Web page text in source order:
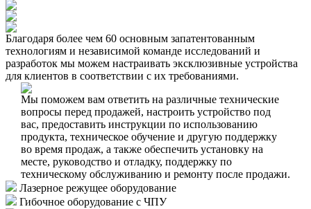
Благодаря более чем 60 основным запатентованным
технологиям и независимой команде исследований и
разработок мы можем настраивать эксклюзивные устройства
для клиентов в соответствии с их требованиями.
Мы поможем вам ответить на различные технические
вопросы перед продажей, настроить устройство под
вас, предоставить инструкции по использованию
продукта, техническое обучение и другую поддержку
во время продаж, а также обеспечить установку на
месте, руководство и отладку, поддержку по
техническому обслуживанию и ремонту после продажи.
Лазерное режущее оборудование
Гибочное оборудование с ЧПУ